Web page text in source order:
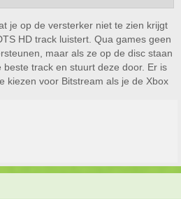
je op de versterker niet te zien krijgt
HD track luistert. Qua games geen
maar als ze op de disc staan
track en stuurt deze door. Er is
kiezen voor Bitstream als je de Xbox